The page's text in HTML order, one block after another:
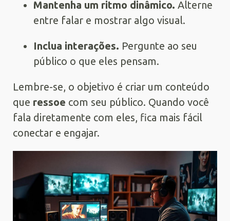
Mantenha um ritmo dinâmico. Alterne
entre falar e mostrar algo visual.
Inclua interações. Pergunte ao seu
público o que eles pensam.
Lembre-se, o objetivo é criar um conteúdo
que ressoe com seu público. Quando você
fala diretamente com eles, fica mais fácil
conectar e engajar.